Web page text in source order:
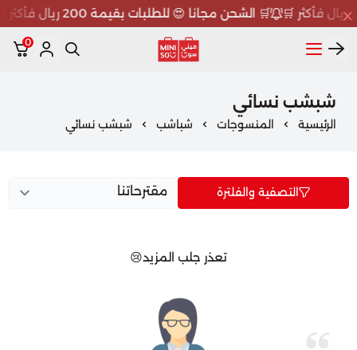
🛒 الشحن مجانا 😍 للطلبات بقيمة 200 ريال فأكثر 🛒
ميني سو MINISO
0
شبشب نسائي
الرئيسية المنسوجات شباشب شبشب نسائي
التصفية والفلترة
تعذر جلب المزيد😢